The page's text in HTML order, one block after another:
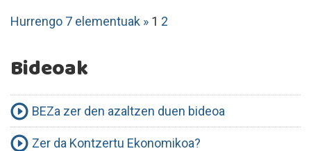
Hurrengo 7 elementuak » 1 2
Bideoak
BEZa zer den azaltzen duen bideoa
Zer da Kontzertu Ekonomikoa?